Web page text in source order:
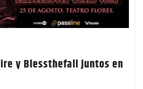
y Blessthefall juntos en